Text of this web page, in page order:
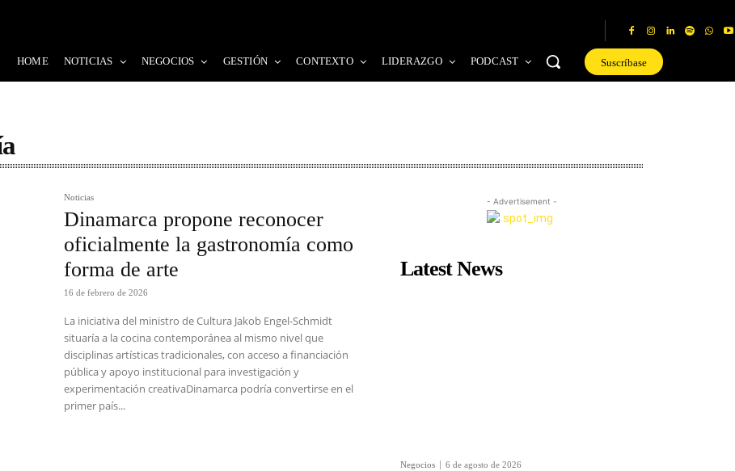
HOME NOTICIAS NEGOCIOS GESTIÓN CONTEXTO LIDERAZGO PODCAST Suscríbase
Noticias
Dinamarca propone reconocer
oficialmente la gastronomía como
forma de arte
16 de febrero de 2026
La iniciativa del ministro de Cultura Jakob Engel-Schmidt
situaría a la cocina contemporánea al mismo nivel que
disciplinas artísticas tradicionales, con acceso a financiación
pública y apoyo institucional para investigación y
experimentación creativaDinamarca podría convertirse en el
primer país...
- Advertisement -
Latest News
Negocios 6 de agosto de 2026